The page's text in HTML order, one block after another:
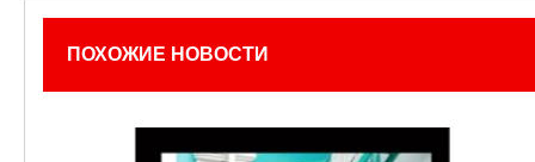
ПОХОЖИЕ НОВОСТИ